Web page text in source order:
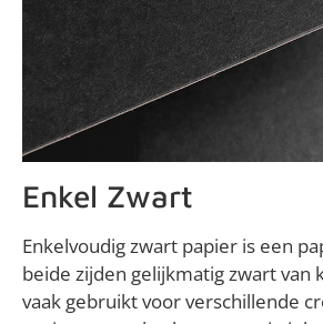
Enkel Zwart
Enkelvoudig zwart papier is een
beide zijden gelijkmatig zwart van
vaak gebruikt voor verschillende